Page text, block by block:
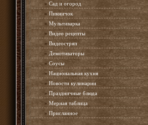
» Сад и огород
» Пикничок
» Мультиварка
» Видео рецепты
» Видеостряп
» Демотиваторы
» Соусы
» Национальная кухня
» Новости кулинарии
» Праздничные блюда
» Мерная таблица
» Присланное